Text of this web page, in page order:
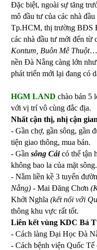
Đặc biệt, ngoài sự tăng
mô đầu tư của các nhà
Tp.HCM, thị trường BĐS
các nhà đầu tư mới đến từ
Kontum, Buôn Mê Thuột…
nền Đà Nẵng càng lớn
phát triển mới lại đang có
HGM LAND chào bán 5
với vị trí vô cùng đắc địa.
Nhất cận thị, nhị cận
- Gần chợ, gần sông, gần
tiện giao thông, mua bán.
- Gần sông Cáicó thể tận
không bao la của mặt sông.
- Nằm liền kề 3 tuyến
Nẵng) - Mai Đăng Chơn
Khởi Nghĩa (kết nối với
thông khu vực rất tốt.
Liên kết vùng KDC Bá
- Cách làng Đại Học Đà
- Cách bệnh viện Quốc